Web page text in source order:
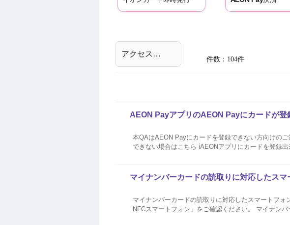
件数：104件
AEON PayアプリのAEON Payにカードが登
本QAはAEON Payにカードを登録できない方向けの
できない場合はこちら iAEONアプリにカードを登録出来ない場合はこちら AEON Payア
マイナンバーカードの読取りに対応したスマ
マイナンバーカードの読取りに対応したスマートフ
NFCスマートフォン」をご確認ください。 マイナン